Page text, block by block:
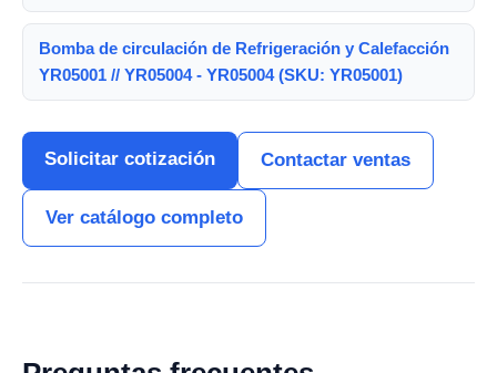
Bomba de circulación de Refrigeración y Calefacción
YR05001 // YR05004 - YR05004 (SKU: YR05001)
Solicitar cotización Contactar ventas
Ver catálogo completo